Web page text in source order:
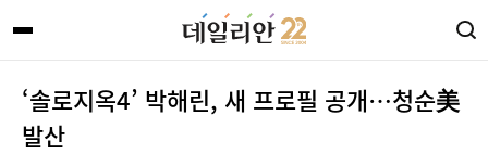
‘솔로지옥4’ 박해린, 새 프로필 공개…청순美
발산